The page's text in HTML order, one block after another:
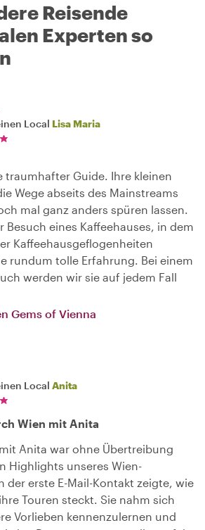
Reisende
Experten so
Local Lisa Maria
traumhafter Guide. Ihre kleinen
Wege abseits des Mainstreams
mal ganz anders spüren lassen.
Besuch eines Kaffeehauses, in dem
Kaffeehausgeflogenheiten
rundum tolle Erfahrung. Bei einem
werden wir sie auf jedem Fall
Gems of Vienna
Local Anita
Wien mit Anita
Anita war ohne Übertreibung
Highlights unseres Wien-
der erste E-Mail-Kontakt zeigte, wie
Touren steckt. Sie nahm sich
Vorlieben kennenzulernen und